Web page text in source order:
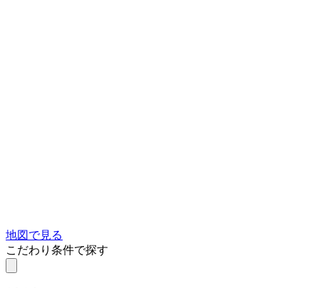
地図で見る
こだわり条件で探す